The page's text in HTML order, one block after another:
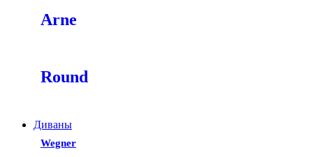
Arne
Round
Диваны
Wegner